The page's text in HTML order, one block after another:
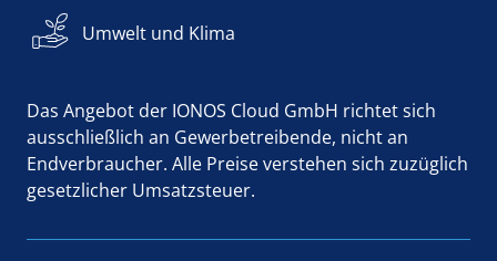
Umwelt und Klima
Das Angebot der IONOS Cloud GmbH richtet sich
ausschließlich an Gewerbetreibende, nicht an
Endverbraucher. Alle Preise verstehen sich zuzüglich
gesetzlicher Umsatzsteuer.